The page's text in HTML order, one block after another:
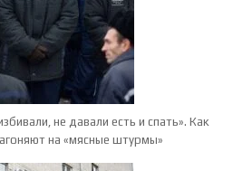
не давали есть и спать». Как
на «мясные штурмы»